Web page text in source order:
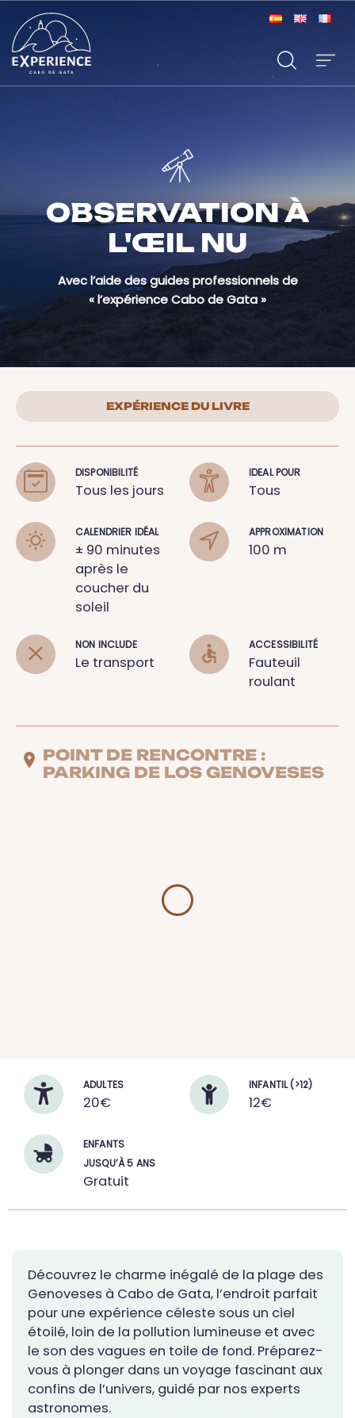
OBSERVATION À
L'ŒIL NU
Avec l’aide des guides professionnels de
« l’expérience Cabo de Gata »
EXPÉRIENCE DU LIVRE
DISPONIBILITÉ
Tous les jours
IDEAL POUR
Tous
CALENDRIER IDÉAL
± 90 minutes
après le
coucher du
soleil
APPROXIMATION
100 m
NON INCLUDE
Le transport
ACCESSIBILITÉ
Fauteuil
roulant
POINT DE RENCONTRE :
PARKING DE LOS GENOVESES
ADULTES
20€
INFANTIL (>12)
12€
ENFANTS
JUSQU’À 5 ANS
Gratuit
Découvrez le charme inégalé de la plage des
Genoveses à Cabo de Gata, l’endroit parfait
pour une expérience céleste sous un ciel
étoilé, loin de la pollution lumineuse et avec
le son des vagues en toile de fond. Préparez-
vous à plonger dans un voyage fascinant aux
confins de l’univers, guidé par nos experts
astronomes.